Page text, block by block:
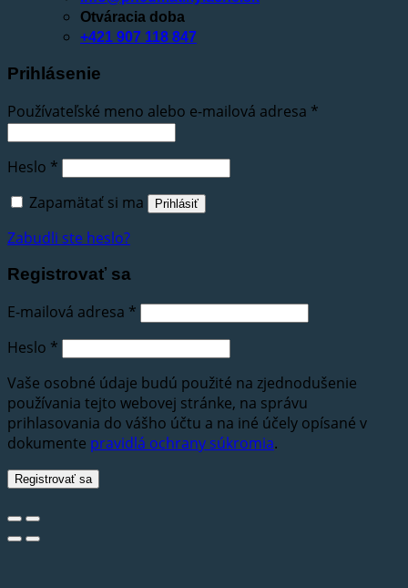
Otváracia doba
+421 907 118 847
Prihlásenie
Používateľské meno alebo e-mailová adresa *
Heslo *
Zapamätať si ma
Prihlásiť
Zabudli ste heslo?
Registrovať sa
E-mailová adresa *
Heslo *
Vaše osobné údaje budú použité na zjednodušenie
používania tejto webovej stránke, na správu
prihlasovania do vášho účtu a na iné účely opísané v
dokumente pravidlá ochrany súkromia.
Registrovať sa